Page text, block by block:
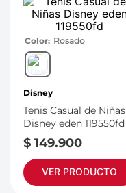
Color Rosado
Disney
Tenis Casual de Niñas
Disney eden 119550fd
$ 149.900
VER PRODUCTO